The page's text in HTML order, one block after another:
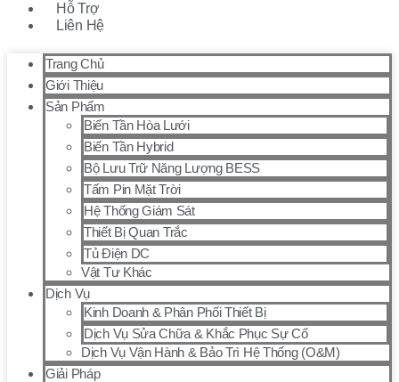
Hỗ Trợ
Liên Hệ
Trang Chủ
Giới Thiệu
Sản Phẩm
Biến Tần Hòa Lưới
Biến Tần Hybrid
Bộ Lưu Trữ Năng Lượng BESS
Tấm Pin Mặt Trời
Hệ Thống Giám Sát
Thiết Bị Quan Trắc
Tủ Điện DC
Vật Tư Khác
Dịch Vụ
Kinh Doanh & Phân Phối Thiết Bị
Dịch Vụ Sửa Chữa & Khắc Phục Sự Cố
Dịch Vụ Vận Hành & Bảo Trì Hệ Thống (O&M)
Giải Pháp